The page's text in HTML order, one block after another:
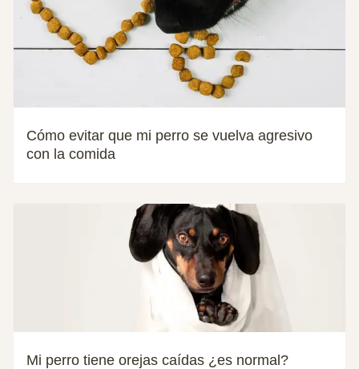
Cómo evitar que mi perro se vuelva agresivo
con la comida
Mi perro tiene orejas caídas ¿es normal?